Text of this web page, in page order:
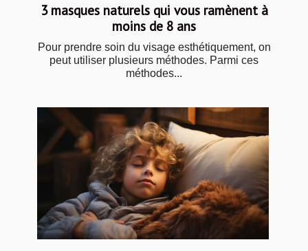
3 masques naturels qui vous ramènent à
moins de 8 ans
Pour prendre soin du visage esthétiquement, on
peut utiliser plusieurs méthodes. Parmi ces
méthodes...